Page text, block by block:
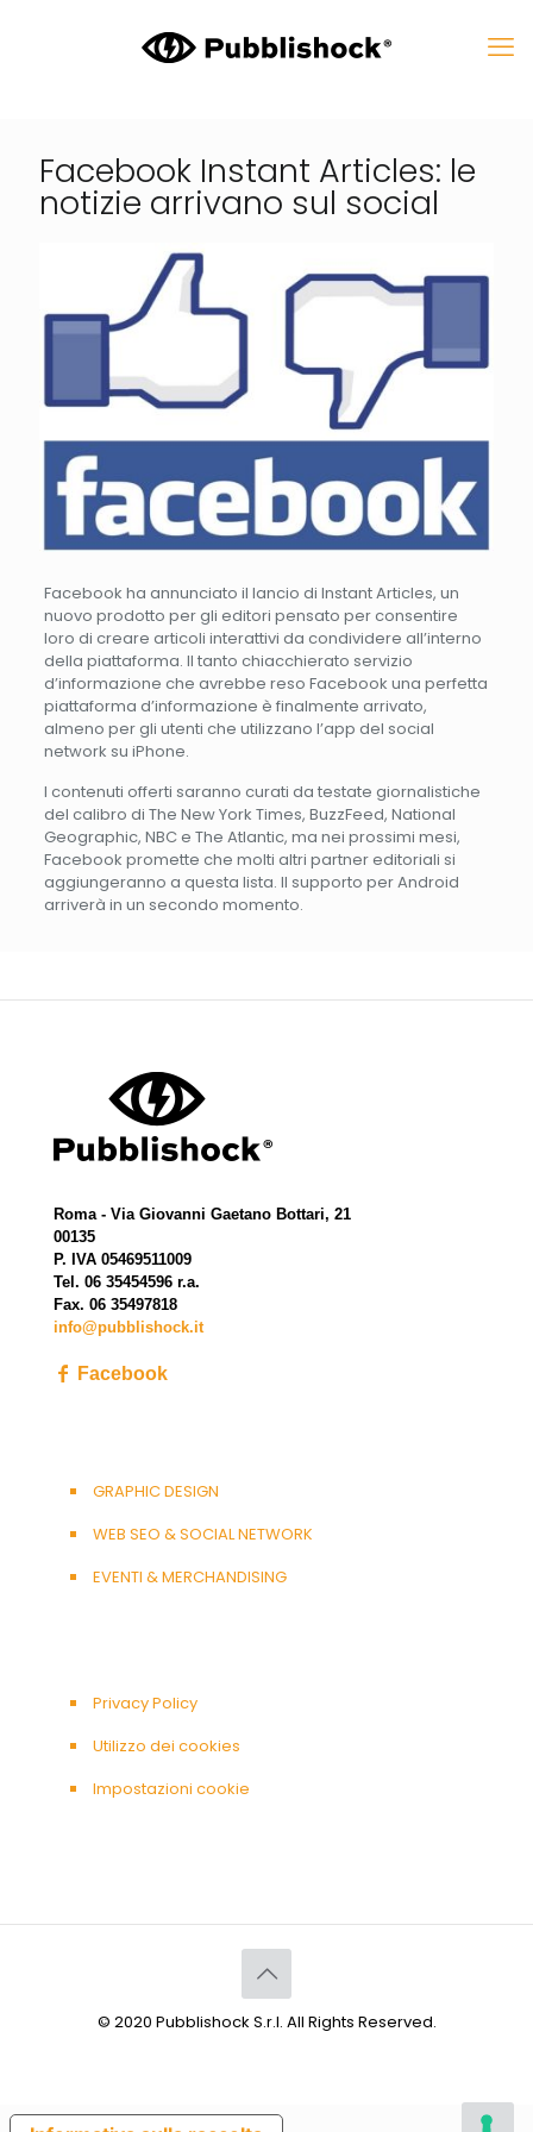
Facebook Instant Articles: le
notizie arrivano sul social
Facebook ha annunciato il lancio di Instant Articles, un
nuovo prodotto per gli editori pensato per consentire
loro di creare articoli interattivi da condividere all’interno
della piattaforma. Il tanto chiacchierato servizio
d’informazione che avrebbe reso Facebook una perfetta
piattaforma d’informazione è finalmente arrivato,
almeno per gli utenti che utilizzano l’app del social
network su iPhone.
I contenuti offerti saranno curati da testate giornalistiche
del calibro di The New York Times, BuzzFeed, National
Geographic, NBC e The Atlantic, ma nei prossimi mesi,
Facebook promette che molti altri partner editoriali si
aggiungeranno a questa lista. Il supporto per Android
arriverà in un secondo momento.
Roma - Via Giovanni Gaetano Bottari, 21
00135
P. IVA 05469511009
Tel. 06 35454596 r.a.
Fax. 06 35497818
info@pubblishock.it
Facebook
GRAPHIC DESIGN
WEB SEO & SOCIAL NETWORK
EVENTI & MERCHANDISING
Privacy Policy
Utilizzo dei cookies
Impostazioni cookie
© 2020 Pubblishock S.r.l. All Rights Reserved.